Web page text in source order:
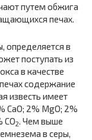
путем обжига
печах.
определяется в
поступать из
в качестве
содержание
известь имеет
2% MgO; 2%
CO2. Чем выше
в серы,